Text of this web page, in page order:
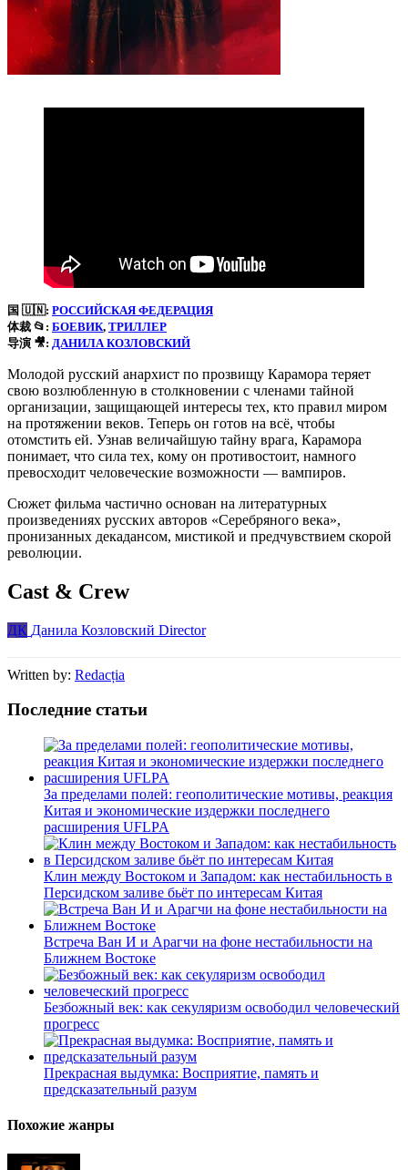
国 🇺🇳: РОССИЙСКАЯ ФЕДЕРАЦИЯ
体裁 📂: БОЕВИК, ТРИЛЛЕР
导演 🎥: ДАНИЛА КОЗЛОВСКИЙ
Молодой русский анархист по прозвищу Карамора теряет
свою возлюбленную в столкновении с членами тайной
организации, защищающей интересы тех, кто правил миром
на протяжении веков. Теперь он готов на всё, чтобы
отомстить ей. Узнав величайшую тайну врага, Карамора
понимает, что сила тех, кому он противостоит, намного
превосходит человеческие возможности — вампиров.
Сюжет фильма частично основан на литературных
произведениях русских авторов «Серебряного века»,
пронизанных декадансом, мистикой и предчувствием скорой
революции.
Cast & Crew
ДК Данила Козловский Director
Written by: Redacția
Последние статьи
За пределами полей: геополитические мотивы, реакция
Китая и экономические издержки последнего
расширения UFLPA
Клин между Востоком и Западом: как нестабильность в
Персидском заливе бьёт по интересам Китая
Встреча Ван И и Арагчи на фоне нестабильности на
Ближнем Востоке
Безбожный век: как секуляризм освободил человеческий
прогресс
Прекрасная выдумка: Восприятие, память и
предсказательный разум
Похожие жанры